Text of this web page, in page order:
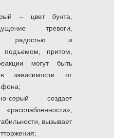
– цвет бунта,
тревоги,
радостью и
подъемом, притом,
могут быть
зависимости от
фона;
серый создает
вызывает